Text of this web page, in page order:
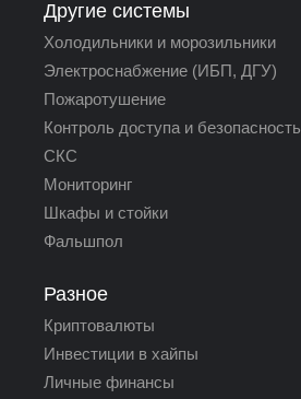
Другие системы
Холодильники и морозильники
Электроснабжение (ИБП, ДГУ)
Пожаротушение
Контроль доступа и безопасность
СКС
Мониторинг
Шкафы и стойки
Фальшпол
Разное
Криптовалюты
Инвестиции в хайпы
Личные финансы